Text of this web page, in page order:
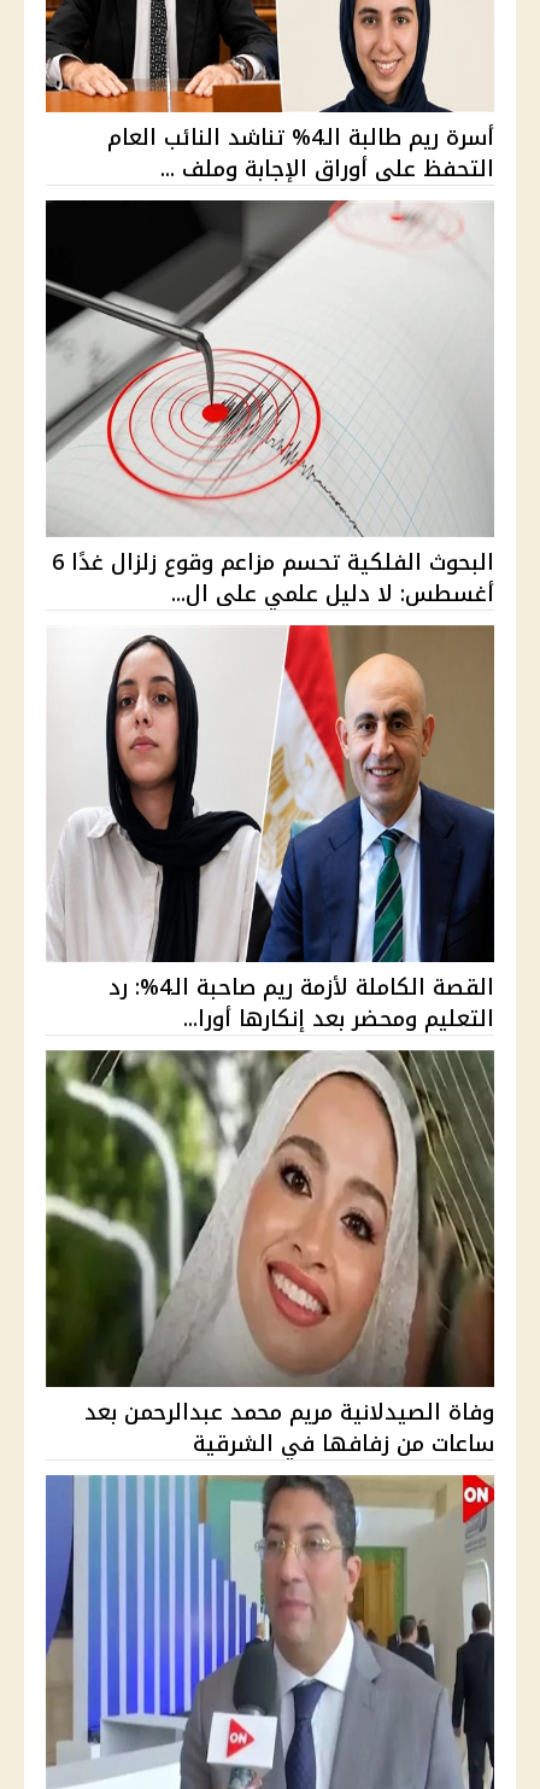
أسرة ريم طالبة الـ4% تناشد النائب العام
التحفظ على أوراق الإجابة وملف ...
البحوث الفلكية تحسم مزاعم وقوع زلزال غدًا 6
أغسطس: لا دليل علمي على ال...
القصة الكاملة لأزمة ريم صاحبة الـ4%: رد
التعليم ومحضر بعد إنكارها أورا...
وفاة الصيدلانية مريم محمد عبدالرحمن بعد
ساعات من زفافها في الشرقية